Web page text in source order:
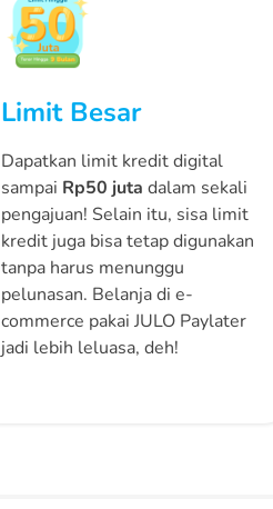
Limit Besar
Dapatkan limit kredit digital
sampai Rp50 juta dalam sekali
pengajuan! Selain itu, sisa limit
kredit juga bisa tetap digunakan
tanpa harus menunggu
pelunasan. Belanja di e-
commerce pakai JULO Paylater
jadi lebih leluasa, deh!